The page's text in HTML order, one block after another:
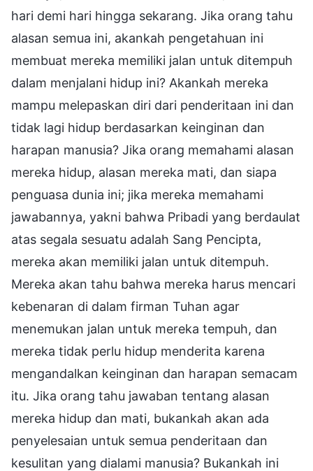
hari demi hari hingga sekarang. Jika orang tahu
alasan semua ini, akankah pengetahuan ini
membuat mereka memiliki jalan untuk ditempuh
dalam menjalani hidup ini? Akankah mereka
mampu melepaskan diri dari penderitaan ini dan
tidak lagi hidup berdasarkan keinginan dan
harapan manusia? Jika orang memahami alasan
mereka hidup, alasan mereka mati, dan siapa
penguasa dunia ini; jika mereka memahami
jawabannya, yakni bahwa Pribadi yang berdaulat
atas segala sesuatu adalah Sang Pencipta,
mereka akan memiliki jalan untuk ditempuh.
Mereka akan tahu bahwa mereka harus mencari
kebenaran di dalam firman Tuhan agar
menemukan jalan untuk mereka tempuh, dan
mereka tidak perlu hidup menderita karena
mengandalkan keinginan dan harapan semacam
itu. Jika orang tahu jawaban tentang alasan
mereka hidup dan mati, bukankah akan ada
penyelesaian untuk semua penderitaan dan
kesulitan yang dialami manusia? Bukankah ini